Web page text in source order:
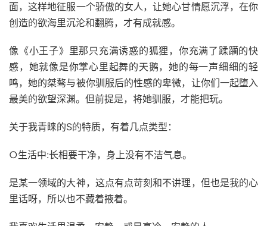
面，这样地征服一个骄傲的女人，让她心甘情愿沉浮，在你
创造的欲海里沉沦和翻腾，才有成就感。
像《小王子》里那只充满诱惑的狐狸，你充满了蹂躏的快
感，她就像是你掌心里起舞的天鹅，她的每一声细细的轻
鸣，她的桀骜与被你驯服后的性感的卑微，让你们一起堕入
最美的欲望深渊。但前提是，将她驯服，才能把玩。
关于我青睐的S的特质，有着几点类型：
○生活中:长相要干净，身上没有不洁气息。
是某一领域的大神，这点有点苛刻和不讲理，但也是我的心
里话呀，所以也不藏着掖着。